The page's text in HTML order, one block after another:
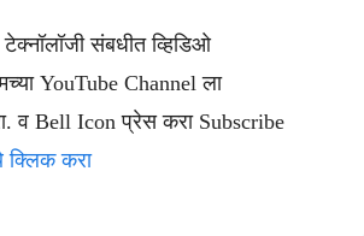
संबधीत व्हिडिओ
YouTube Channel ला
व Bell Icon प्रेस करा Subscribe
क्लिक करा